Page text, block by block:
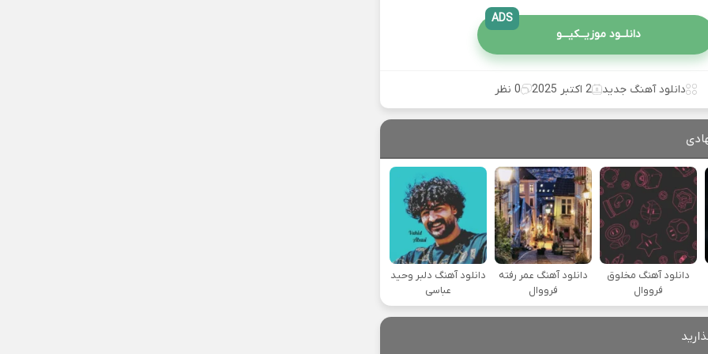
دانلــود موزیــکیـــو
ADS
دانلود آهنگ جدید 2 اکتبر 2025 0 نظر
دانلود آهنگ مخلوق
فرووال
دانلود آهنگ عمر رفته
فرووال
دانلود آهنگ دلبر وحید
عباسی